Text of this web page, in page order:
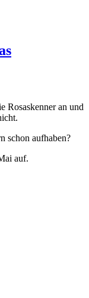
Rosaskenner an und
schon aufhaben?
auf.